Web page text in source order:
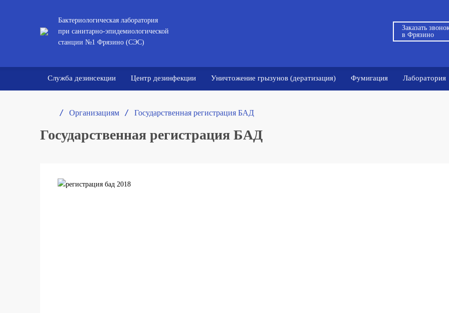
Бактериологическая лаборатория
при санитарно-эпидемиологической
станции №1 Фрязино (СЭС)
Заказать
в Фрязино
Служба дезинсекции Центр дезинфекции Уничтожение грызунов (дератизация) Фумигация Лаборатория
/ Организациям / Государственная регистрация БАД
Государственная регистрация БАД